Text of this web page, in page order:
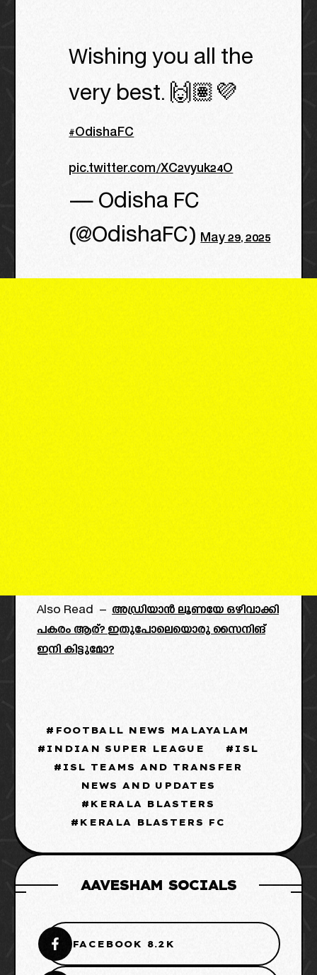
Wishing you all the
very best. 🙌🏽💜
#OdishaFC
pic.twitter.com/XC2vyuk24O
— Odisha FC
(@OdishaFC)May 29, 2025
Also Read – അഡ്രിയാൻ ലൂണയേ ഒഴിവാക്കി
പകരം ആര്? ഇതുപോലെയൊരു സൈനിങ്
ഇനി കിട്ടുമോ?
FOOTBALL NEWS MALAYALAM
INDIAN SUPER LEAGUE
ISL
ISL TEAMS AND TRANSFER
NEWS AND UPDATES
KERALA BLASTERS
KERALA BLASTERS FC
AAVESHAM SOCIALS
FACEBOOK 8.2K